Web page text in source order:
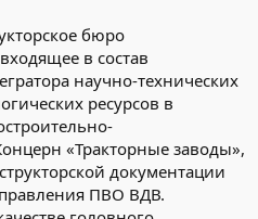
бюро
в состав
научно-технических
ресурсов в
«Тракторные заводы»,
документации
ПВО ВДВ.